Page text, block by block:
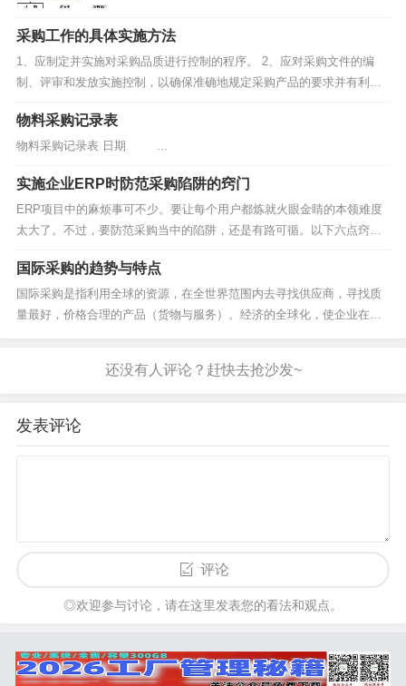
采购工作的具体实施方法
1、应制定并实施对采购品质进行控制的程序。 2、应对采购文件的编
制、评审和发放实施控制，以确保准确地规定采购产品的要求并有利于
供应商理解。 3、直对每一个供应商提供合格产品的能力进行适当地评
审，并...
物料采购记录表
物料采购记录表 日期 ...
实施企业ERP时防范采购陷阱的窍门
ERP项目中的麻烦事可不少。要让每个用户都炼就火眼金睛的本领难度
太大了。不过，要防范采购当中的陷阱，还是有路可循。以下六点窍门
值得采购同仁学习一下。 1、了解自身需求 在实施ERP之前，提前将...
国际采购的趋势与特点
国际采购是指利用全球的资源，在全世界范围内去寻找供应商，寻找质
量最好，价格合理的产品（货物与服务）。经济的全球化，使企业在一
发表评论
评论
◎欢迎参与讨论，请在这里发表您的看法和观点。